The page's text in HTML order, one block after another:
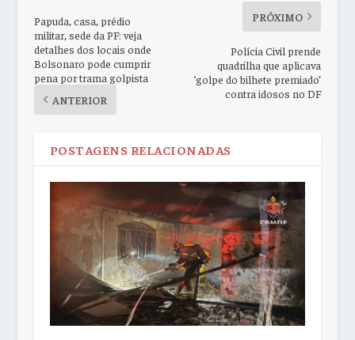
Papuda, casa, prédio
militar, sede da PF: veja
detalhes dos locais onde
Bolsonaro pode cumprir
pena por trama golpista
ANTERIOR
PRÓXIMO
Polícia Civil prende
quadrilha que aplicava
‘golpe do bilhete premiado’
contra idosos no DF
POSTAGENS RELACIONADAS